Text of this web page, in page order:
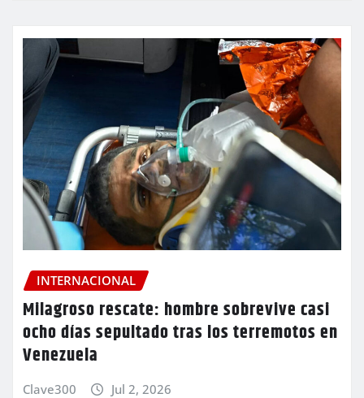
INTERNACIONAL
Milagroso rescate: hombre sobrevive casi
ocho días sepultado tras los terremotos en
Venezuela
Clave300 Jul 2, 2026